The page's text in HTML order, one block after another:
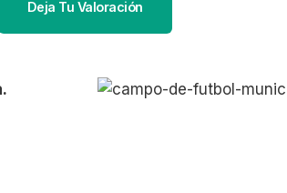
Deja Tu Valoración